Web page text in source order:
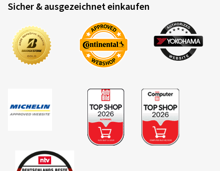
Sicher & ausgezeichnet einkaufen